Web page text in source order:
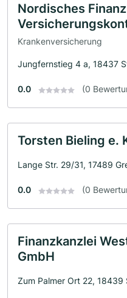
Nordisches
Krankenversicherung
Jungfernstieg 4 a, 18437
0.0 (0
Torsten Bieling e.
Lange Str. 29/31, 17489
0.0 (0
Finanzkanzlei
GmbH
Zum Palmer Ort 22, 18439